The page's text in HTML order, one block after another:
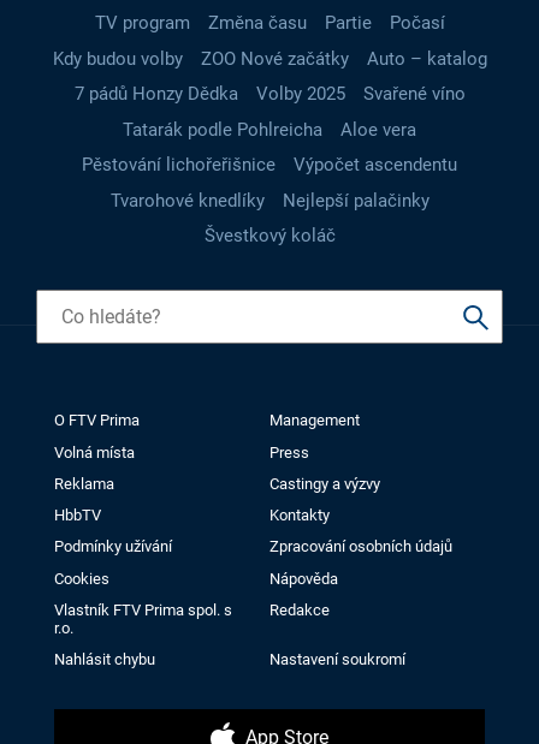
TV program
Změna času Partie
Počasí
Kdy budou volby
ZOO Nové začátky
Auto – katalog
7 pádů Honzy Dědka
Volby 2025
Svařené víno
Tatarák podle Pohlreicha
Aloe vera
Pěstování lichořeřišnice
Výpočet ascendentu
Tvarohové knedlíky
Nejlepší palačinky
Švestkový koláč
O FTV Prima
Management
Volná místa
Press
Reklama
Castingy a výzvy
HbbTV
Kontakty
Podmínky užívání
Zpracování osobních údajů
Cookies
Nápověda
Vlastník FTV Prima spol. s
r.o.
Redakce
Nahlásit chybu Nastavení soukromí
App Store